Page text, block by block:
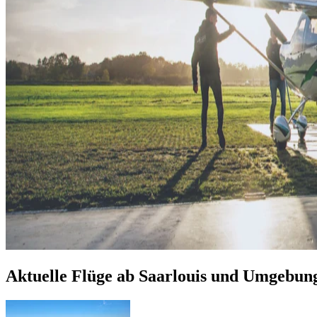
Aktuelle Flüge ab Saarlouis und